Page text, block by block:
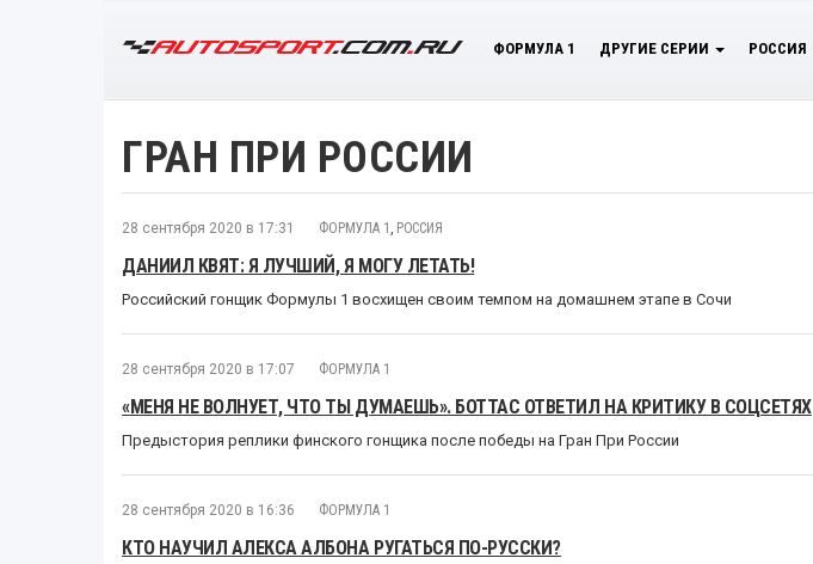
ФОРМУЛА 1 ДРУГИЕ СЕРИИ РОССИЯ
ГРАН ПРИ РОССИИ
28 сентября 2020 в 17:31 ФОРМУЛА 1 РОССИЯ
ДАНИИЛ КВЯТ: Я ЛУЧШИЙ, Я МОГУ ЛЕТАТЬ!
Российский гонщик Формулы 1 восхищен своим темпом на домашнем этапе в Сочи
28 сентября 2020 в 17:07 ФОРМУЛА 1
«МЕНЯ НЕ ВОЛНУЕТ, ЧТО ТЫ ДУМАЕШЬ». БОТТАС ОТВЕТИЛ НА КРИТИКУ В СОЦСЕТЯХ
Предыстория реплики финского гонщика после победы на Гран При России
28 сентября 2020 в 16:36 ФОРМУЛА 1
КТО НАУЧИЛ АЛЕКСА АЛБОНА РУГАТЬСЯ ПО-РУССКИ?